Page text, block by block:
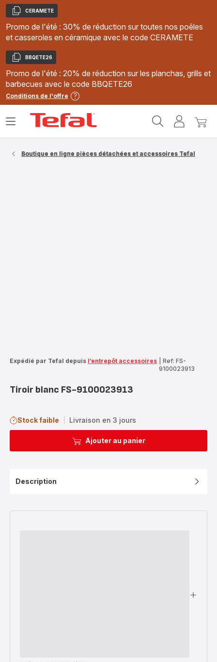
Copier
CERAMETE
Promo de l'été : 30% de réduction sur toutes nos poêles
et casseroles en céramique avec le code CERAMETE
Copier
BBQETE26
Promo de l'été : 20% de réduction sur les planchas, grills et
barbecues avec le code BBQETE26
Conditions de l'offre
MonMon
Ouvrir
Boutique en ligne pièces détachées et accessoires Tefal
Expédié par Tefal depuis l’entrepôt accessoires
Ref: FS-
9100023913
Tiroir blanc FS-9100023913
Stock faible Livraison en 3 jours
Ajouter au panier
Description